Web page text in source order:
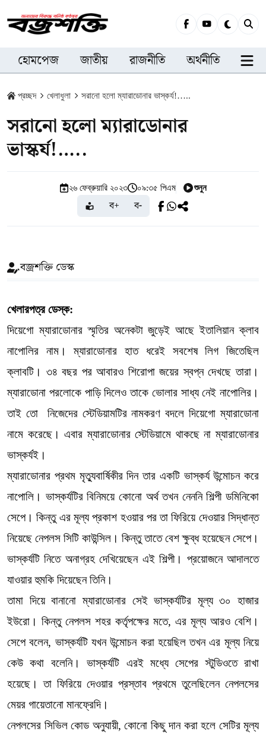
হোমপেজ জাতীয় রাজনীতি অর্থনীতি
প্রচ্ছদ খেলাধুলা সরানো হলো ম্যারাডোনার ভাস্কর্য!…..
সরানো হলো ম্যারাডোনার
ভাস্কর্য!…..
২৬ ফেব্রুয়ারি ২০২৩ ০৯:৩৫ পিএম শুনুন
ব+ ব-
বজ্রশক্তি ডেস্ক
খেলারপত্র ডেস্ক:
দিয়েগো ম্যারাডোনার স্মৃতির অনেকটা জুড়েই আছে ইতালিয়ান ক্লাব
নাপোলির নাম। ম্যারাডোনার হাত ধরেই সবশেষ লিগ জিতেছিল
ক্লাবটি। ৩৪ বছর পর আবারও শিরোপা জয়ের স্বপ্ন দেখছে তারা।
ম্যারাডোনা পরলোকে পাড়ি দিলেও তাকে ভোলার সাধ্য নেই নাপোলির।
তাই তো নিজেদের স্টেডিয়ামটির নামকরণ বদলে দিয়েগো ম্যারাডোনা
নামে করেছে। এবার ম্যারাডোনার স্টেডিয়ামে থাকছে না ম্যারাডোনার
ভাস্কর্যই।
ম্যারাডোনার প্রথম মৃত্যুবার্ষিকীর দিন তার একটি ভাস্কর্য উন্মোচন করে
নাপোলি। ভাস্কর্যটির বিনিময়ে কোনো অর্থ তখন নেননি শিল্পী ডমিনিকো
সেপে। কিন্তু এর মূল্য প্রকাশ হওয়ার পর তা ফিরিয়ে দেওয়ার সিদ্ধান্ত
নিয়েছে নেপলস সিটি কাউন্সিল। কিন্তু তাতে বেশ ক্ষুব্ধ হয়েছেন সেপে।
ভাস্কর্যটি নিতে অনাগ্রহ দেখিয়েছেন এই শিল্পী। প্রয়োজনে আদালতে
যাওয়ার হুমকি দিয়েছেন তিনি।
তামা দিয়ে বানানো ম্যারাডোনার সেই ভাস্কর্যটির মূল্য ৩০ হাজার
ইউরো। কিন্তু নেপলস শহর কর্তৃপক্ষের মতে, এর মূল্য আরও বেশি।
সেপে বলেন, ভাস্কর্যটি যখন উন্মোচন করা হয়েছিল তখন এর মূল্য নিয়ে
কেউ কথা বলেনি। ভাস্কর্যটি এরই মধ্যে সেপের স্টুডিওতে রাখা
হয়েছে। তা ফিরিয়ে দেওয়ার প্রস্তাব প্রথমে তুলেছিলেন নেপলসের
মেয়র গায়েতানো মানফ্রেদি।
নেপলসের সিভিল কোড অনুযায়ী, কোনো কিছু দান করা হলে সেটির মূল্য